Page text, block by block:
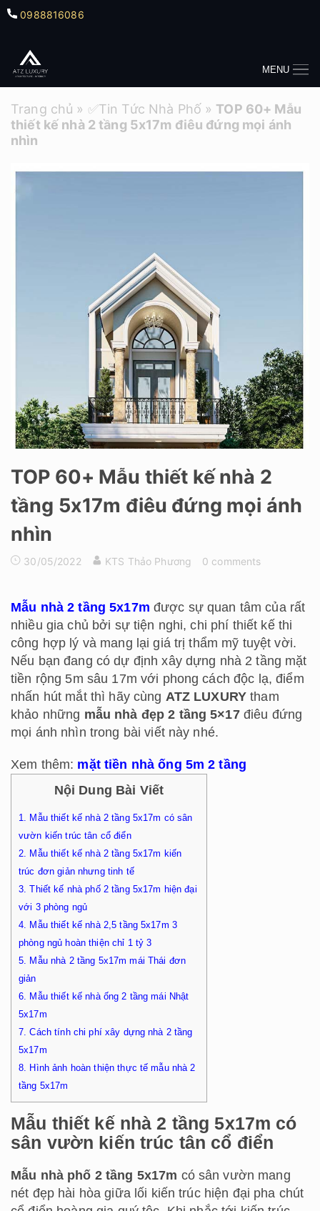
0988816086
MENU
Trang chủ » ✅Tin Tức Nhà Phố » TOP 60+ Mẫu
thiết kế nhà 2 tầng 5x17m điêu đứng mọi ánh
nhìn
TOP 60+ Mẫu thiết kế nhà 2
tầng 5x17m điêu đứng mọi ánh
nhìn
30/05/2022 KTS Thảo Phương 0 comments
Mẫu nhà 2 tầng 5x17m được sự quan tâm của rất
nhiều gia chủ bởi sự tiện nghi, chi phí thiết kế thi
công hợp lý và mang lại giá trị thẩm mỹ tuyệt vời.
Nếu bạn đang có dự định xây dựng nhà 2 tầng mặt
tiền rộng 5m sâu 17m với phong cách độc lạ, điểm
nhấn hút mắt thì hãy cùng ATZ LUXURY tham
khảo những mẫu nhà đẹp 2 tầng 5×17điêu đứng
mọi ánh nhìn trong bài viết này nhé.
Xem thêm: mặt tiền nhà ống 5m 2 tầng
Nội Dung Bài Viết
1. Mẫu thiết kế nhà 2 tầng 5x17m có sân
vườn kiến trúc tân cổ điển
2. Mẫu thiết kế nhà 2 tầng 5x17m kiến
trúc đơn giản nhưng tinh tế
3. Thiết kế nhà phố 2 tầng 5x17m hiện đại
với 3 phòng ngủ
4. Mẫu thiết kế nhà 2,5 tầng 5x17m 3
phòng ngủ hoàn thiện chỉ 1 tỷ 3
5. Mẫu nhà 2 tầng 5x17m mái Thái đơn
giản
6. Mẫu thiết kế nhà ống 2 tầng mái Nhật
5x17m
7. Cách tính chi phí xây dựng nhà 2 tầng
5x17m
8. Hình ảnh hoàn thiện thực tế mẫu nhà 2
tầng 5x17m
Mẫu thiết kế nhà 2 tầng 5x17m có
sân vườn kiến trúc tân cổ điển
Mẫu nhà phố 2 tầng 5x17m có sân vườn mang
nét đẹp hài hòa giữa lối kiến trúc hiện đại pha chút